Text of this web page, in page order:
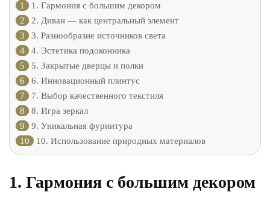
1
1. Гармония с большим декором
2
2. Диван — как центральный элемент
3
3. Разнообразие источников света
4
4. Эстетика подоконника
5
5. Закрытые дверцы и полки
6
6. Инновационный плинтус
7
7. Выбор качественного текстиля
8
8. Игра зеркал
9
9. Уникальная фурнитура
10
10. Использование природных материалов
1. Гармония с большим декором